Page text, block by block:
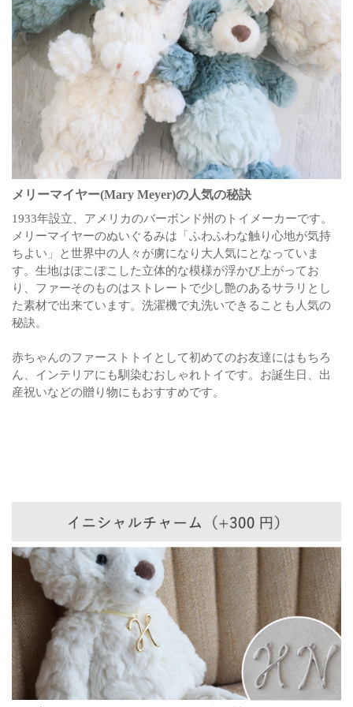
メリーマイヤー(Mary Meyer)の人気の秘訣
1933年設立、アメリカのバーボンド州のトイメーカーです。
メリーマイヤーのぬいぐるみは「ふわふわな触り心地が気持
ちよい」と世界中の人々が虜になり大人気にとなっていま
す。生地はぽこぽこした立体的な模様が浮かび上がってお
り、ファーそのものはストレートで少し艶のあるサラリとし
た素材で出来ています。洗濯機で丸洗いできることも人気の
秘訣。
赤ちゃんのファーストトイとして初めてのお友達にはもちろ
ん、インテリアにも馴染むおしゃれトイです。お誕生日、出
産祝いなどの贈り物にもおすすめです。